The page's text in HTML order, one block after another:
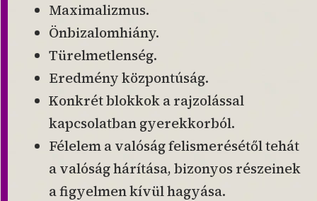
Maximalizmus.
Önbizalomhiány.
Türelmetlenség.
Eredmény központúság.
Konkrét blokkok a rajzolással
kapcsolatban gyerekkorból.
Félelem a valóság felismerésétől tehát
a valóság hárítása, bizonyos részeinek
a figyelmen kívül hagyása.